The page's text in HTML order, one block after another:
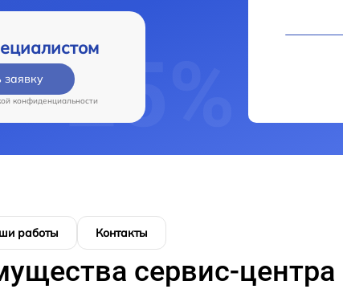
заявку
конфиденциальности
работы Контакты
сервис-центра